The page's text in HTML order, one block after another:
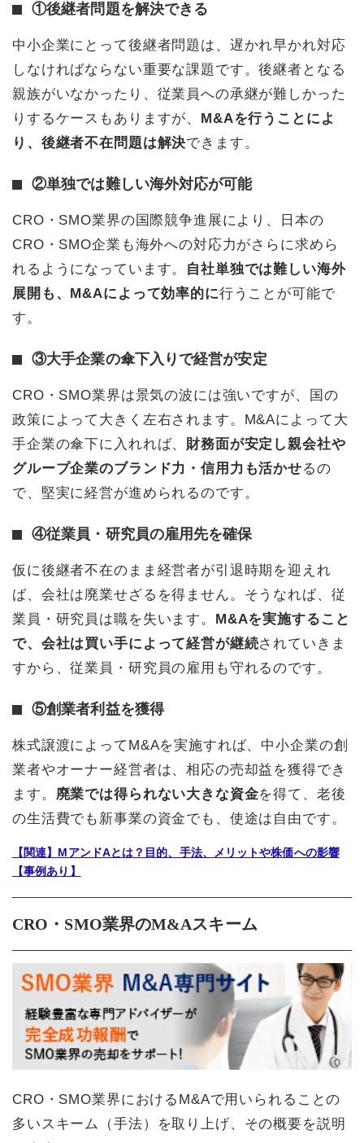
①後継者問題を解決できる
中小企業にとって後継者問題は、遅かれ早かれ対応
しなければならない重要な課題です。後継者となる
親族がいなかったり、従業員への承継が難しかった
りするケースもありますが、
M&Aを行うことによ
り、後継者不在問題は解決できます。
②単独では難しい海外対応が可能
CRO・SMO業界の国際競争進展により、日本の
CRO・SMO企業も海外への対応力がさらに求めら
れるようになっています。 自社単独では難しい海外
展開も、M&Aによって効率的に行うことが可能で
す。
③大手企業の傘下入りで経営が安定
CRO・SMO業界は景気の波には強いですが、国の
政策によって大きく左右されます。M&Aによって大
手企業の傘下に入れれば、 財務面が安定し親会社や
グループ企業のブランド力・信用力も活かせるの
で、堅実に経営が進められるのです。
④従業員・研究員の雇用先を確保
仮に後継者不在のまま経営者が引退時期を迎えれ
ば、会社は廃業せざるを得ません。そうなれば、従
業員・研究員は職を失います。
M&Aを実施すること
で、会社は買い手によって経営が継続されていきま
すから、従業員・研究員の雇用も守れるのです。
⑤創業者利益を獲得
株式譲渡によってM&Aを実施すれば、中小企業の創
業者やオーナー経営者は、相応の売却益を獲得でき
ます。 廃業では得られない大きな資金を得て、老後
の生活費でも新事業の資金でも、使途は自由です。
【関連】MアンドAとは？目的、手法、メリットや株価への影響
【事例あり】
CRO・SMO業界のM&Aスキーム
CRO・SMO業界におけるM&Aで用いられることの
多いスキーム（手法）を取り上げ、その概要を説明